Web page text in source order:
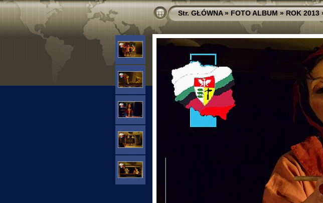
Str. GŁÓWNA»FOTO ALBUM»ROK 2013